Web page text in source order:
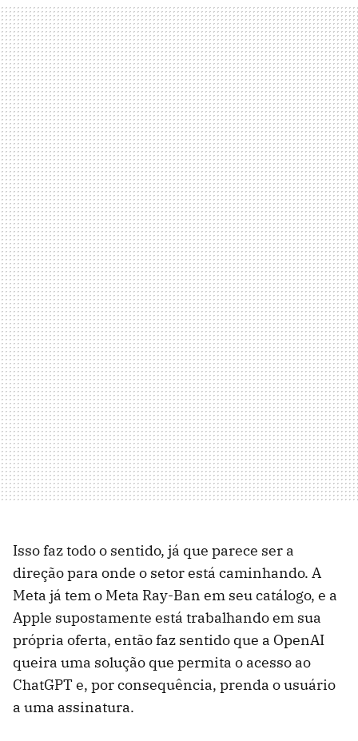
Isso faz todo o sentido, já que parece ser a
direção para onde o setor está caminhando. A
Meta já tem o Meta Ray-Ban em seu catálogo, e a
Apple supostamente está trabalhando em sua
própria oferta, então faz sentido que a OpenAI
queira uma solução que permita o acesso ao
ChatGPT e, por consequência, prenda o usuário
a uma assinatura.